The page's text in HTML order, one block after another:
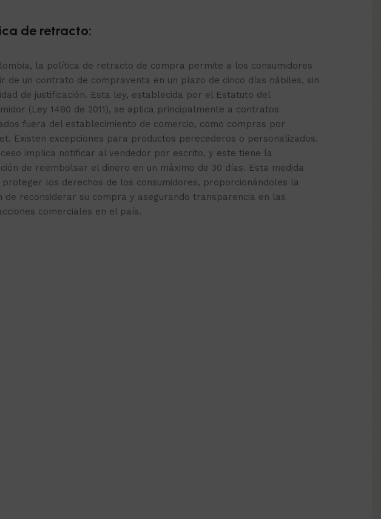
de retracto:
la política de retracto de compra permite a los consumidores
de un contrato de compraventa en un plazo de cinco días hábiles, sin
de justificación. Esta ley, establecida por el Estatuto del
(Ley 1480 de 2011), se aplica principalmente a contratos
fuera del establecimiento de comercio, como compras por
Existen excepciones para productos perecederos o personalizados.
implica notificar al vendedor por escrito, y este tiene la
de reembolsar el dinero en un máximo de 30 días. Esta medida
proteger los derechos de los consumidores, proporcionándoles la
de reconsiderar su compra y asegurando transparencia en las
comerciales en el país.